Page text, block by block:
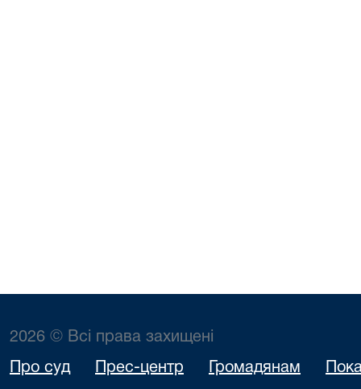
2026 © Всі права захищені
Про суд Прес-центр Громадянам